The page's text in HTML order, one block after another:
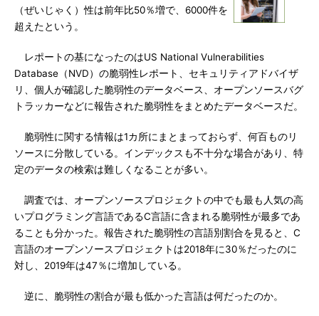
（ぜいじゃく）性は前年比50％増で、6000件を
超えたという。
レポートの基になったのはUS National Vulnerabilities
Database（NVD）の脆弱性レポート、セキュリティアドバイザ
リ、個人が確認した脆弱性のデータベース、オープンソースバグ
トラッカーなどに報告された脆弱性をまとめたデータベースだ。
脆弱性に関する情報は1カ所にまとまっておらず、何百ものリ
ソースに分散している。インデックスも不十分な場合があり、特
定のデータの検索は難しくなることが多い。
調査では、オープンソースプロジェクトの中でも最も人気の高
いプログラミング言語であるC言語に含まれる脆弱性が最多であ
ることも分かった。報告された脆弱性の言語別割合を見ると、C
言語のオープンソースプロジェクトは2018年に30％だったのに
対し、2019年は47％に増加している。
逆に、脆弱性の割合が最も低かった言語は何だったのか。